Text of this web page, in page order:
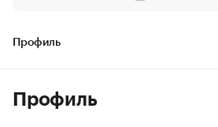
Профиль
Профиль